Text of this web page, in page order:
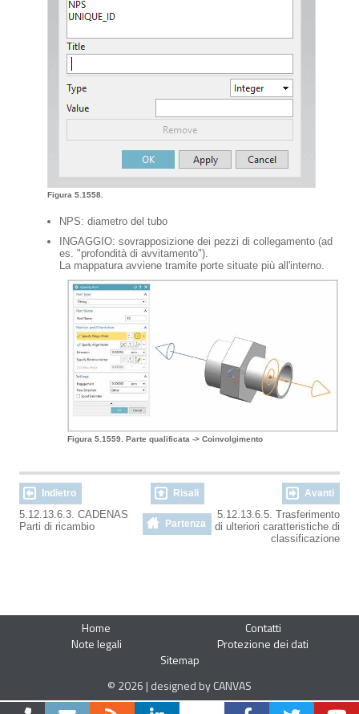
Figura 5.1558.
NPS: diametro del tubo
INGAGGIO: sovrapposizione dei pezzi di collegamento (ad
es. "profondità di avvitamento").
La mappatura avviene tramite porte situate più all'interno.
Figura 5.1559. Parte qualificata -> Coinvolgimento
Indietro Risali Avanti
5.12.13.6.3. CADENAS
Parti di ricambio
Partenza
5.12.13.6.5. Trasferimento
di ulteriori caratteristiche di
classificazione
Home
Contatti
Note legali
Protezione dei dati
Sitemap
© 2026 | designed by CANVAS